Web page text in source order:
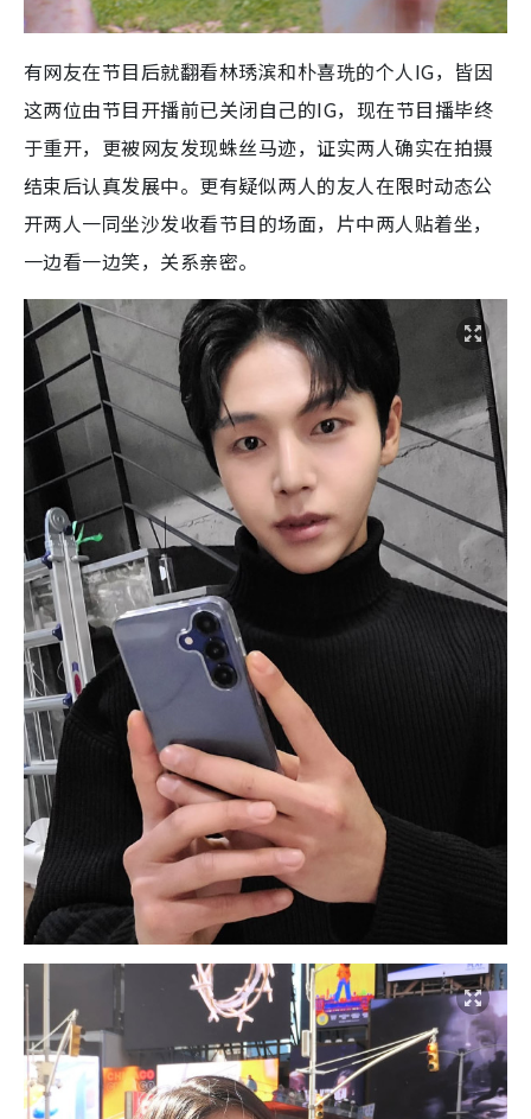
有网友在节目后就翻看林琇滨和朴喜珗的个人IG，皆因
这两位由节目开播前已关闭自己的IG，现在节目播毕终
于重开，更被网友发现蛛丝马迹，证实两人确实在拍摄
结束后认真发展中。更有疑似两人的友人在限时动态公
开两人一同坐沙发收看节目的场面，片中两人贴着坐，
一边看一边笑，关系亲密。